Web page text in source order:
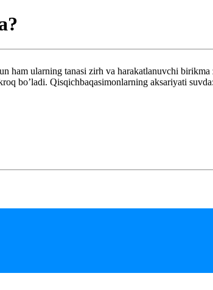
ham ularning tanasi zirh va harakatlanuvchi
bo’ladi. Qisqichbaqasimonlarning aksariyati